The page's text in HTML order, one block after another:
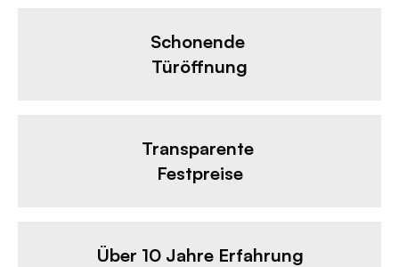
Schonende
Türöffnung
Transparente
Festpreise
Über 10 Jahre Erfahrung